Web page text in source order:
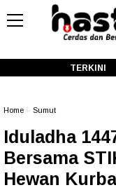
TERKINI
Home Sumut
Iduladha
Bersama
Hewan